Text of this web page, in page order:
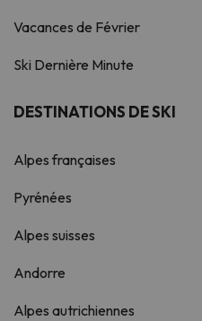
Vacances de Février
Ski Dernière Minute
DESTINATIONS DE SKI
Alpes françaises
Pyrénées
Alpes suisses
Andorre
Alpes autrichiennes